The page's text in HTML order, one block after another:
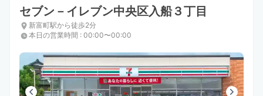
セブン－イレブン中央区入船３丁目
新富町駅から徒歩2分
本日の営業時間 : 00:00〜00:00